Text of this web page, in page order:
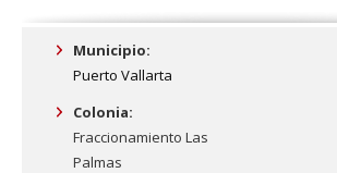
Municipio:
Puerto Vallarta
Colonia:
Fraccionamiento Las
Palmas